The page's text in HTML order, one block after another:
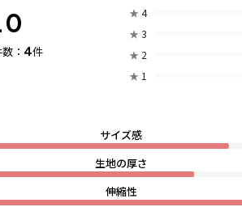
： 4件
★ 4
★ 3
★ 2
★ 1
サイズ感
生地の厚さ
伸縮性